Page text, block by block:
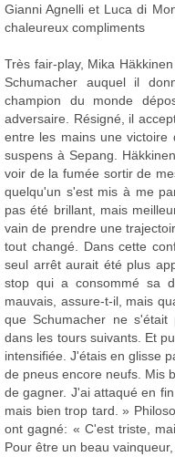
Gianni Agnelli et Luca di
chaleureux compliments
Très fair-play, Mika
Schumacher auquel il
champion du monde
adversaire. Résigné, il
entre les mains une
suspens à Sepang.
voir de la fumée sortir de
quelqu'un s'est mis à me
pas été brillant, mais
vain de prendre une
tout changé. Dans cette
seul arrêt aurait été plus
stop qui a consommé sa
mauvais, assure-t-il, mais
que Schumacher ne
dans les tours suivants. Et
intensifiée. J'étais en glisse
de pneus encore neufs. Mis
de gagner. J'ai attaqué en
mais bien trop tard. »
ont gagné: « C'est triste,
Pour être un beau